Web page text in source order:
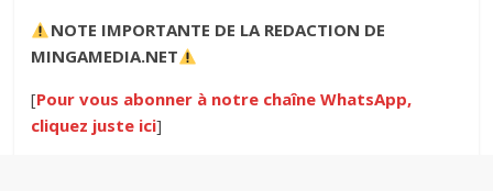
NOTE IMPORTANTE DE LA REDACTION DE
MINGAMEDIA.NET
[Pour vous abonner à notre chaîne WhatsApp,
cliquez juste ici]